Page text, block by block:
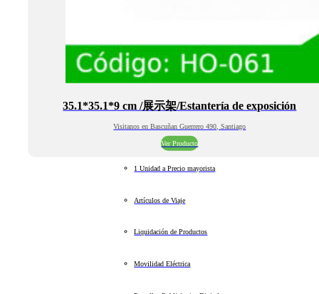
35.1*35.1*9 cm /展示架/Estantería de exposición
Visitanos en Bascuñan Guerrero 490, Santiago
Ver Producto
1 Unidad a Precio mayorista
Artículos de Viaje
Liquidación de Productos
Movilidad Eléctrica